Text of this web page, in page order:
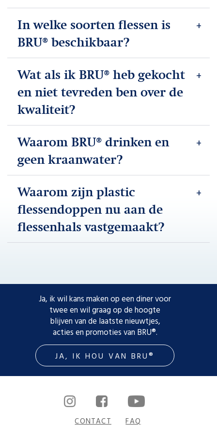
In welke soorten flessen is
BRU® beschikbaar?
Wat als ik BRU® heb gekocht
en niet tevreden ben over de
kwaliteit?
Waarom BRU® drinken en
geen kraanwater?
Waarom zijn plastic
flessendoppen nu aan de
flessenhals vastgemaakt?
Ja, ik wil kans maken op een diner voor
twee en wil graag op de hoogte
blijven van de laatste nieuwtjes,
acties en promoties van BRU®.
JA, IK HOU VAN BRU®
CONTACT FAQ